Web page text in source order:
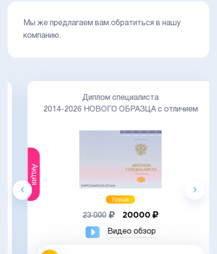
Мы же предлагаем вам обратиться в нашу
компанию.
Диплом специалиста
2014-2026 НОВОГО ОБРАЗЦА с отличием
Гознак
23 000 20000
Видео обзор